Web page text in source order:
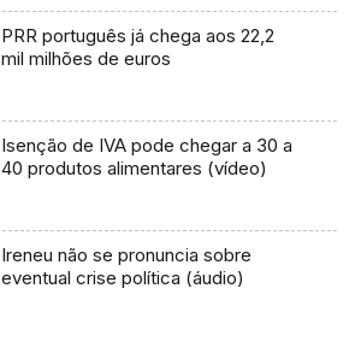
PRR português já chega aos 22,2
mil milhões de euros
Isenção de IVA pode chegar a 30 a
40 produtos alimentares (vídeo)
Ireneu não se pronuncia sobre
eventual crise política (áudio)